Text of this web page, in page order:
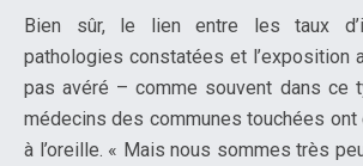
Bien sûr, le lien entre les taux
pathologies constatées et l’exposition
pas avéré – comme souvent dans ce
médecins des communes touchées ont
à l’oreille. « Mais nous sommes très